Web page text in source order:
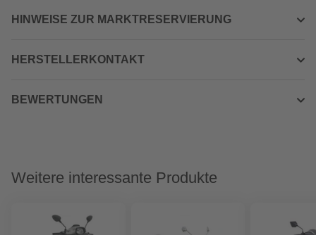
HINWEISE ZUR MARKTRESERVIERUNG
HERSTELLERKONTAKT
BEWERTUNGEN
Weitere interessante Produkte